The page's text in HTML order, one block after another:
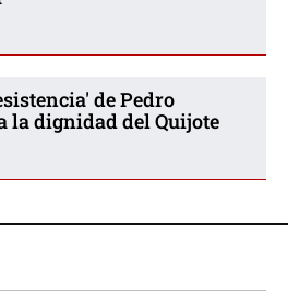
de Pedro
la dignidad del Quijote